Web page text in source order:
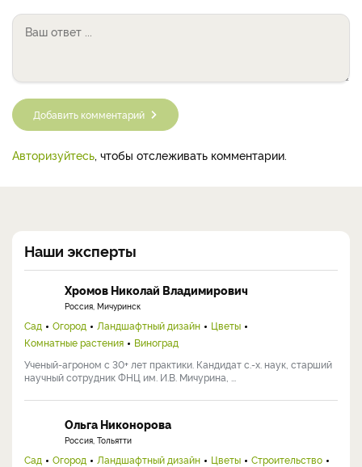
Добавить комментарий
Авторизуйтесь, чтобы отслеживать комментарии.
Наши эксперты
Хромов Николай Владимирович
Россия, Мичуринск
Сад Огород Ландшафтный дизайн
Цветы
Комнатные растения
Виноград
Ученый-агроном с 30+ лет практики. Кандидат с.-х. наук, старший
научный сотрудник ФНЦ им. И.В. Мичурина, ...
Ольга Никонорова
Россия, Тольятти
Сад Огород Ландшафтный дизайн Цветы
Строительство